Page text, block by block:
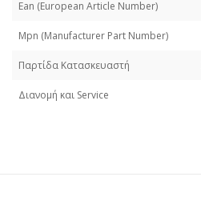
Εan (European Article Number)
Mpn (Manufacturer Part Number)
Παρτίδα Κατασκευαστή
Διανομή και Service